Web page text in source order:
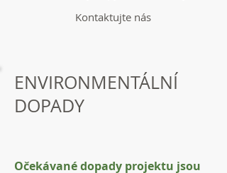
Očekávané dopady projektu jsou
Kontaktujte nás
ENVIRONMENTÁLNÍ
DOPADY